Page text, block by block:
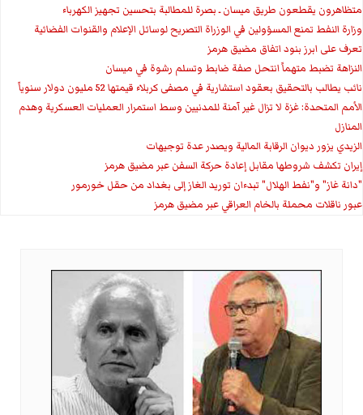
متظاهرون يقطعون طريق ميسان ـ بصرة للمطالبة بتحسين تجهيز الكهرباء
وزارة النفط تمنع المسؤولين في الوزراة التصريح لوسائل الإعلام والقنوات الفضائية
تعرف على ابرز بنود اتفاق مضيق هرمز
النزاهة تضبط متهماً انتحل صفة ضابط وتسلم رشوة في ميسان
نائب يطالب بالتحقيق بعقود استشارية في مصفى كربلاء قيمتها 52 مليون دولار سنوياً
الأمم المتحدة: غزة لا تزال غير آمنة للمدنيين وسط استمرار العمليات العسكرية وهدم
المنازل
الزيدي يزور ديوان الرقابة المالية ويصدر عدة توجيهات
إيران تكشف شروطها مقابل إعادة حركة السفن عبر مضيق هرمز
"دانة غاز" و"نفط الهلال" تبدءان توريد الغاز إلى بغداد من حقل خورمور
عبور ناقلات محملة بالخام العراقي عبر مضيق هرمز